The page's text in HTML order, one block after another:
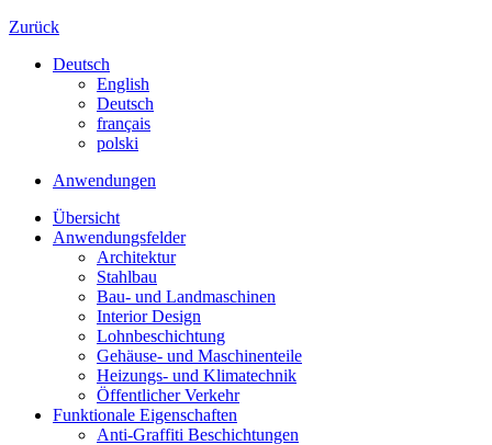
Zurück
Deutsch
English
Deutsch
français
polski
Anwendungen
Übersicht
Anwendungsfelder
Architektur
Stahlbau
Bau- und Landmaschinen
Interior Design
Lohnbeschichtung
Gehäuse- und Maschinenteile
Heizungs- und Klimatechnik
Öffentlicher Verkehr
Funktionale Eigenschaften
Anti-Graffiti Beschichtungen